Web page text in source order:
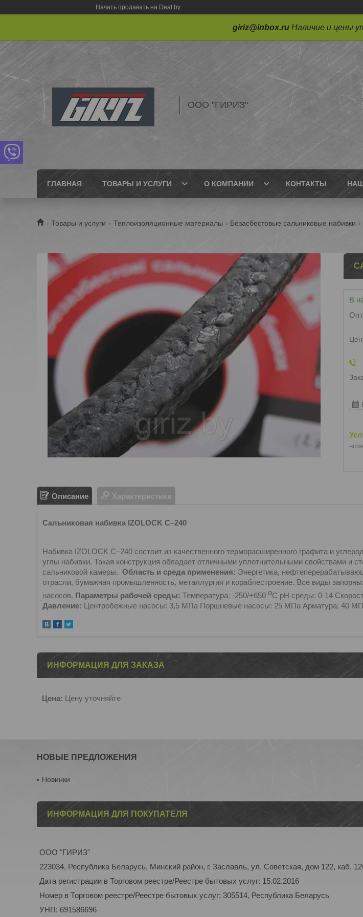
Начать продавать на Deal.by
giriz@inbox.ru Наличие и цены
ООО "ГИРИЗ"
ГЛАВНАЯ ТОВАРЫ И УСЛУГИ О КОМПАНИИ КОНТАКТЫ
Товары и услуги Теплоизоляционные материалы Безасбестовые сальниковые набивки
В
Описание Характеристики
Сальниковая набивка IZOLOCK С–240
Набивка IZOLOCK С–240 состоит из качественного терморасширенного графита и
углы набивки. Такая конструкция обладает отличными уплотнительными свойствами и
сальниковой камеры. Область и среда применения: Энергетика,
отрасли, бумажная промышленность, металлургия и кораблестроение. Все виды
насосов. Параметры рабочей среды: Температура: -250/+650 оС рН среды: 0-14
Давление: Центробежные насосы: 3,5 МПа Поршневые насосы: 25 МПа Арматура: 40
ИНФОРМАЦИЯ ДЛЯ ЗАКАЗА
Цена: Цену уточняйте
НОВЫЕ ПРЕДЛОЖЕНИЯ
Новинки
ИНФОРМАЦИЯ ДЛЯ ПОКУПАТЕЛЯ
ООО "ГИРИЗ"
223034, Республика Беларусь, Минский район, г. Заславль, ул. Советская, дом 122, каб.
Дата регистрации в Торговом реестре/Реестре бытовых услуг: 15.02.2016
Номер в Торговом реестре/Реестре бытовых услуг: 305514, Республика Беларусь
УНП: 691586696